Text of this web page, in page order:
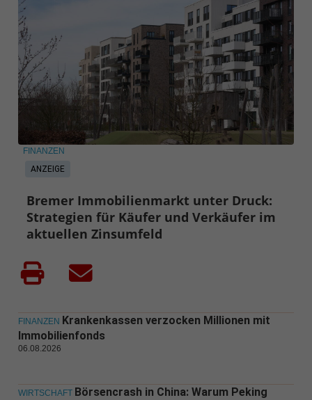
ANZEIGE
FINANZEN
Bremer Immobilienmarkt unter Druck:
Strategien für Käufer und Verkäufer im
aktuellen Zinsumfeld
FINANZEN Krankenkassen verzocken Millionen mit
Immobilienfonds
06.08.2026
WIRTSCHAFT Börsencrash in China: Warum Peking